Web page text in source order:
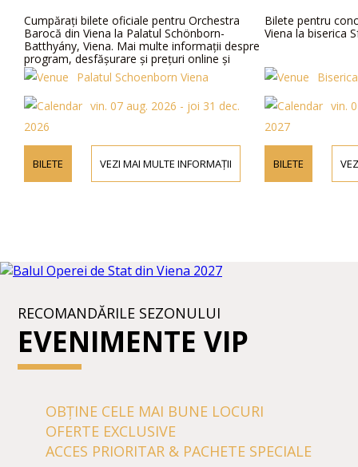
Cumpărați bilete oficiale pentru Orchestra
Barocă din Viena la Palatul Schönborn-
Batthyány, Viena. Mai multe informații despre
program, desfășurare și prețuri online și
telefonic.
Palatul Schoenborn Viena
vin. 07 aug. 2026 - joi 31 dec.
2026
BILETE VEZI MAI MULTE INFORMAȚII
Bilete pentru
Viena la biserica
vin.
2027
BILETE
RECOMANDĂRILE SEZONULUI
EVENIMENTE VIP
OBȚINE CELE MAI BUNE LOCURI
OFERTE EXCLUSIVE
ACCES PRIORITAR & PACHETE SPECIALE